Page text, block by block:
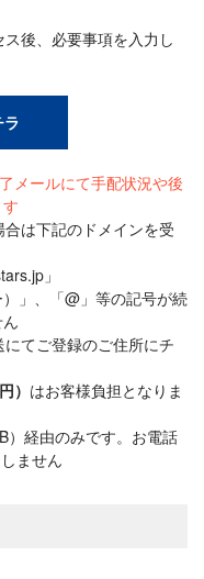
後、必要事項を入力し
メールにて手配状況や後
は下記のドメインを受
」
」、「@」等の記号が続
てご登録のご住所にチ
） はお客様負担となりま
）経由のみです。お電話
ません